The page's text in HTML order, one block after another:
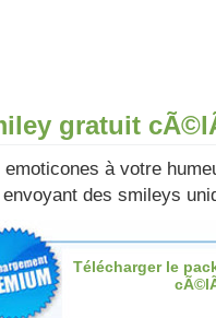
gratuit
emoticones à votre
envoyant des smileys
Télécharger le